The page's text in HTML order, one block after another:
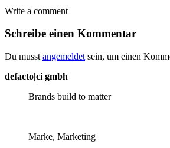
Write a comment
Schreibe einen Kommentar
Du musst angemeldet sein, um einen
defacto|ci gmbh
Brands build to matter
Marke, Marketing